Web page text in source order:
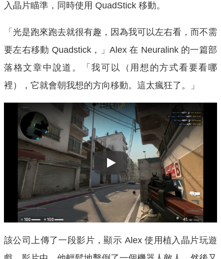
入晶片瞄準，同時使用 QuadStick 移動。
「光是跑來跑去就很有趣，因為我可以左右看，而不需
要左右移動 Quadstick，」Alex 在 Neuralink 的一篇部
落格文章中說道。「我可以（用想的方式看要看哪
裡），它就會朝我想的方向移動。這太瘋狂了。」
Play
該公司上傳了一段影片，顯示 Alex 使用植入晶片玩遊